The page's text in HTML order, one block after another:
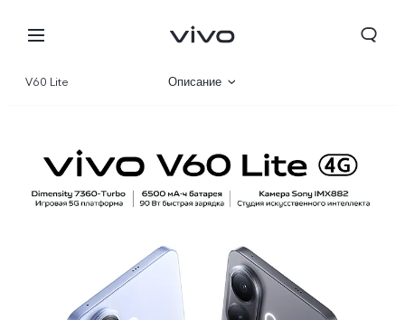
V60 Lite Описание
Характеристики